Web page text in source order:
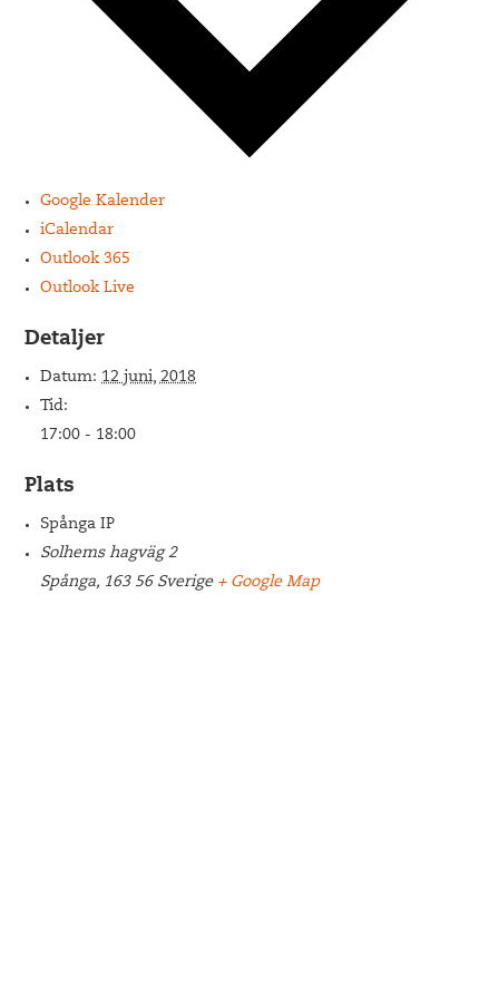
Google Kalender
iCalendar
Outlook 365
Outlook Live
Detaljer
Datum: 12 juni, 2018
Tid:
17:00 - 18:00
Plats
Spånga IP
Solhems hagväg 2
Spånga, 163 56 Sverige + Google Map